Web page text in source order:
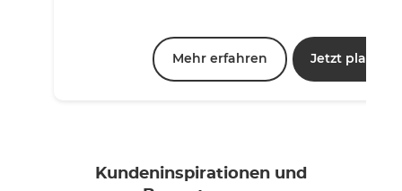
Mehr erfahren Jetzt planen
Kundeninspirationen und